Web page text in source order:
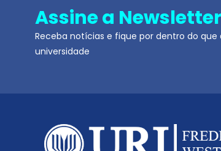
Assine a
Receba notícias e fique por dentro do
universidade